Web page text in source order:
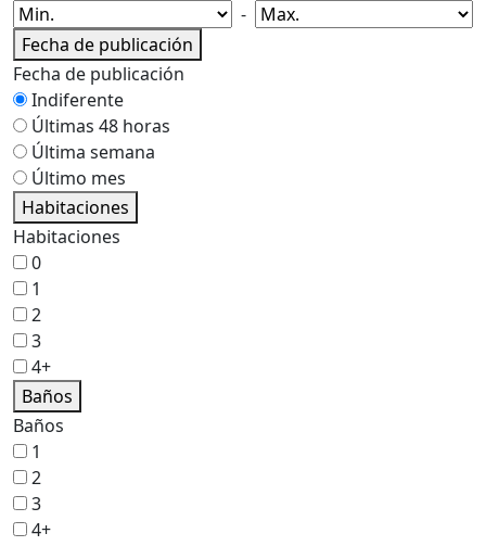
-
Fecha de publicación
Fecha de publicación
Indiferente
Últimas 48 horas
Última semana
Último mes
Habitaciones
Habitaciones
0
1
2
3
4+
Baños
Baños
1
2
3
4+